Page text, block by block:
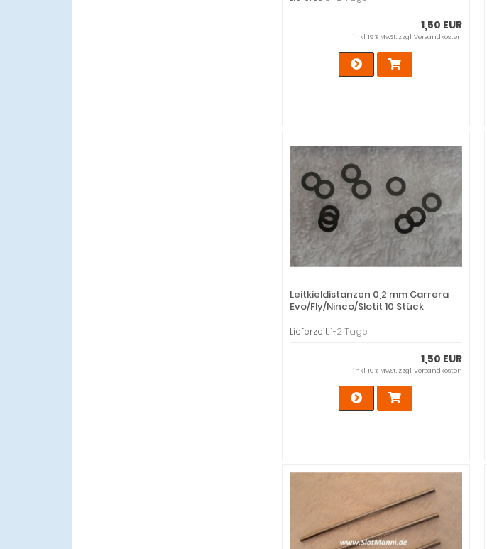
1,50 EUR
inkl. 19 % MwSt. zzgl.Versandkosten
Leitkieldistanzen 0,2 mm Carrera
Evo/Fly/Ninco/Slotit 10 Stück
Lieferzeit:1-2 Tage
1,50 EUR
inkl. 19 % MwSt. zzgl.Versandkosten